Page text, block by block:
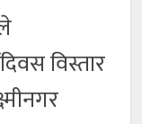
विस्तार